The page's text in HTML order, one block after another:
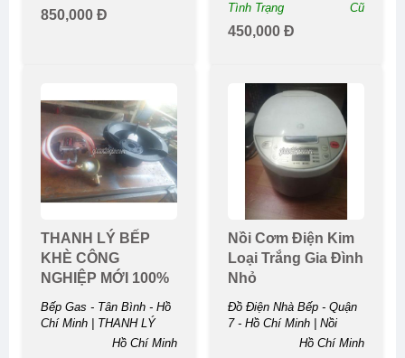
PERSONAL COFFEE ...
850,000 Đ
Tình Trạng
Cũ
450,000 Đ
THANH LÝ BẾP
KHÈ CÔNG
NGHIỆP MỚI 100%
GIÁ RẺ 370k
Bếp Gas - Tân Bình - Hồ
Chí Minh | THANH LÝ
BẾP KHÈ CÔNGHồ Chí Minh
Nồi Cơm Điện Kim
Loại Trắng Gia Đình
Nhỏ
Đồ Điện Nhà Bếp - Quận
7 - Hồ Chí Minh | Nồi
Cơm Điện Kim Loại Trắng
Hồ Chí Minh